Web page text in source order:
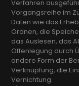
Verfahren
Vorgangsreihe im
Daten wie das
Ordnen, die
das Auslesen, das
Offenlegung durch
andere Form der
Verknüpfung, die
Vernichtung.